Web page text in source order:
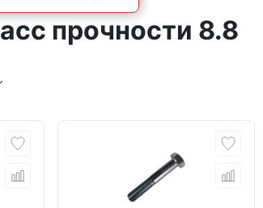
прочности 8.8